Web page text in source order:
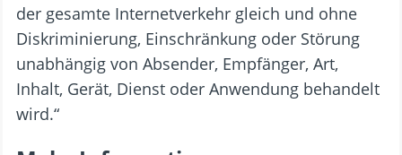
der gesamte Internetverkehr gleich und ohne
Diskriminierung, Einschränkung oder Störung
unabhängig von Absender, Empfänger, Art,
Inhalt, Gerät, Dienst oder Anwendung behandelt
wird.“